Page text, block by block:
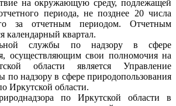
на окружающую среду, подлежащей
периода, не позднее 20 числа
за отчетным периодом. Отчетным
календарный квартал.
службы по надзору в сфере
осуществляющим свои полномочия на
области является Управление
по надзору в сфере природопользования
Иркутской области.
по Иркутской области в